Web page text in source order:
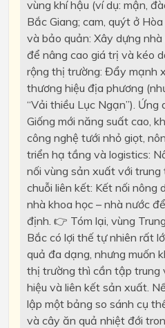
vùng khí hậu (ví dụ: mận,
Bắc Giang; cam, quýt ở
và bảo quản: Xây dựng
để nâng cao giá trị và kéo
rộng thị trường: Đẩy mạnh
thương hiệu địa phương
“Vải thiều Lục Ngạn”).
Giống mới năng suất cao,
công nghệ tưới nhỏ giọt,
triển hạ tầng và logistics:
nối vùng sản xuất với trung
chuỗi liên kết: Kết nối nông
nhà khoa học – nhà nước
định. 👉 Tóm lại, vùng
Bắc có lợi thế tự nhiên rất
quả đa dạng, nhưng muốn
thị trường thì cần tập trung
hiệu và liên kết sản xuất.
lập một bảng so sánh cụ
và cây ăn quả nhiệt đới